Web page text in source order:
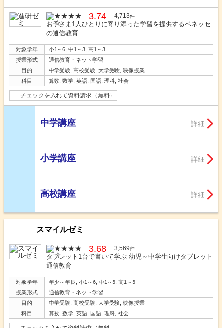
3.74 4,713件
お子さま1人ひとりに寄り添った学習を提供するベネッセ
の通信教育
対象学年
小1～6, 中1～3, 高1～3
授業形式
通信教育・ネット学習
目的
中学受験, 高校受験, 大学受験, 映像授業
科目
算数, 数学, 英語, 国語, 理科, 社会
チェックを入れて資料請求（無料）
中学講座 詳細
小学講座 詳細
高校講座 詳細
スマイルゼミ
3.68 3,569件
タブレット1台で書いて学ぶ 幼児～中学生向けタブレット
通信教育
対象学年
年少～年長, 小1～6, 中1～3, 高1～3
授業形式
通信教育・ネット学習
目的
中学受験, 高校受験, 大学受験, 映像授業
科目
算数, 数学, 英語, 国語, 理科, 社会